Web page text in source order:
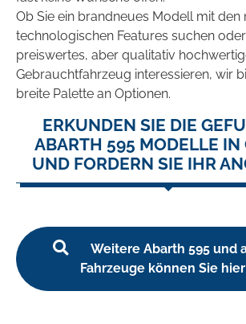
Ob Sie ein brandneues Modell mit den
technologischen Features suchen
preiswertes, aber qualitativ
Gebrauchtfahrzeug interessieren, wir
breite Palette an Optionen.
ERKUNDEN SIE DIE
ABARTH 595 MODELLE IN
UND FORDERN SIE IHR
Weitere Abarth 595 und
Fahrzeuge können Sie